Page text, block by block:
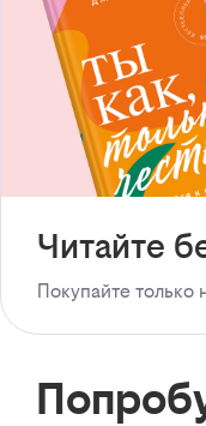
Читайте
Покупайте только